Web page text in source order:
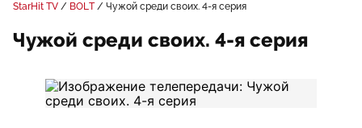
StarHit TV BOLT Чужой среди своих. 4-я серия
Чужой среди своих. 4-я серия